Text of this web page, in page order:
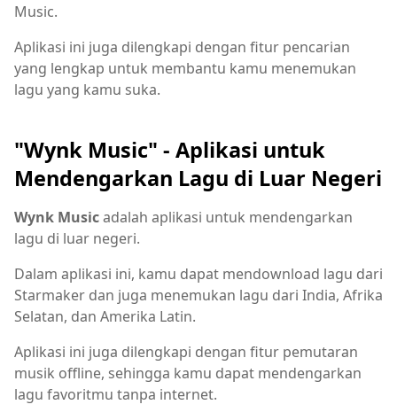
Music.
Aplikasi ini juga dilengkapi dengan fitur pencarian
yang lengkap untuk membantu kamu menemukan
lagu yang kamu suka.
"Wynk Music" - Aplikasi untuk
Mendengarkan Lagu di Luar Negeri
Wynk Musicadalah aplikasi untuk mendengarkan
lagu di luar negeri.
Dalam aplikasi ini, kamu dapat mendownload lagu dari
Starmaker dan juga menemukan lagu dari India, Afrika
Selatan, dan Amerika Latin.
Aplikasi ini juga dilengkapi dengan fitur pemutaran
musik offline, sehingga kamu dapat mendengarkan
lagu favoritmu tanpa internet.